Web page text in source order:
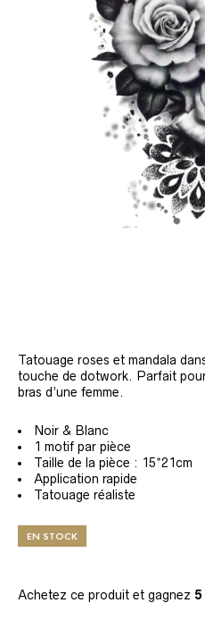
Tatouage roses et mandala
touche de dotwork. Parfait pour
bras d’une femme.
Noir & Blanc
1 motif par pièce
Taille de la pièce : 15*21cm
Application rapide
Tatouage réaliste
EN STOCK
Achetez ce produit et gagnez 5